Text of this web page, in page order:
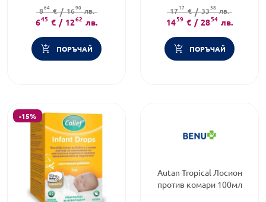
864€ / 1690лв.
645 € / 1262 лв.
ПОРЪЧАЙ
1717 € / 3358 лв.
1459 € / 2854 лв.
ПОРЪЧАЙ
-15%
Autan Tropical Лосион
против комари 100мл